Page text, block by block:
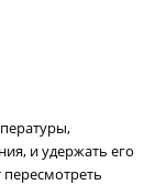
и удержать его
пересмотреть